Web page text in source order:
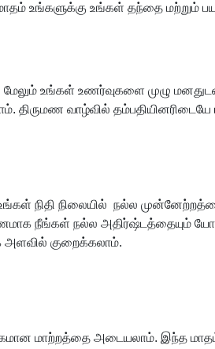
உங்களுக்கு உங்கள் தந்தை
உங்கள் உணர்வுகளை முழு
வாழ்வில் தம்பதியினரிடையே
உங்கள் நிதி நிலையில் நல்ல
நீங்கள் நல்ல அதிர்ஷ்டத்தையும்
குறைக்கலாம்.
மாற்றத்தை அடையலாம். இந்த மாதம்